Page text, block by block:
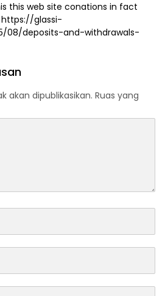
this web site conations in fact
https://glassi-
08/deposits-and-withdrawals-
akan dipublikasikan. Ruas yang